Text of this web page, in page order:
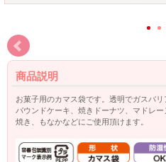
商品説明
お菓子用のカマス袋です。透明でガスバリ
パウンドケーキ、焼きドーナツ、マドレ
焼き、もなかなどにご使用頂けます。